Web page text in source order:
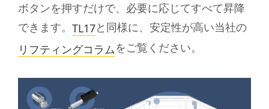
ボタンを押すだけで、必要に応じてすべて昇降
できます。 TL17と同様に、安定性が高い当社の
リフティングコラムをご覧ください。